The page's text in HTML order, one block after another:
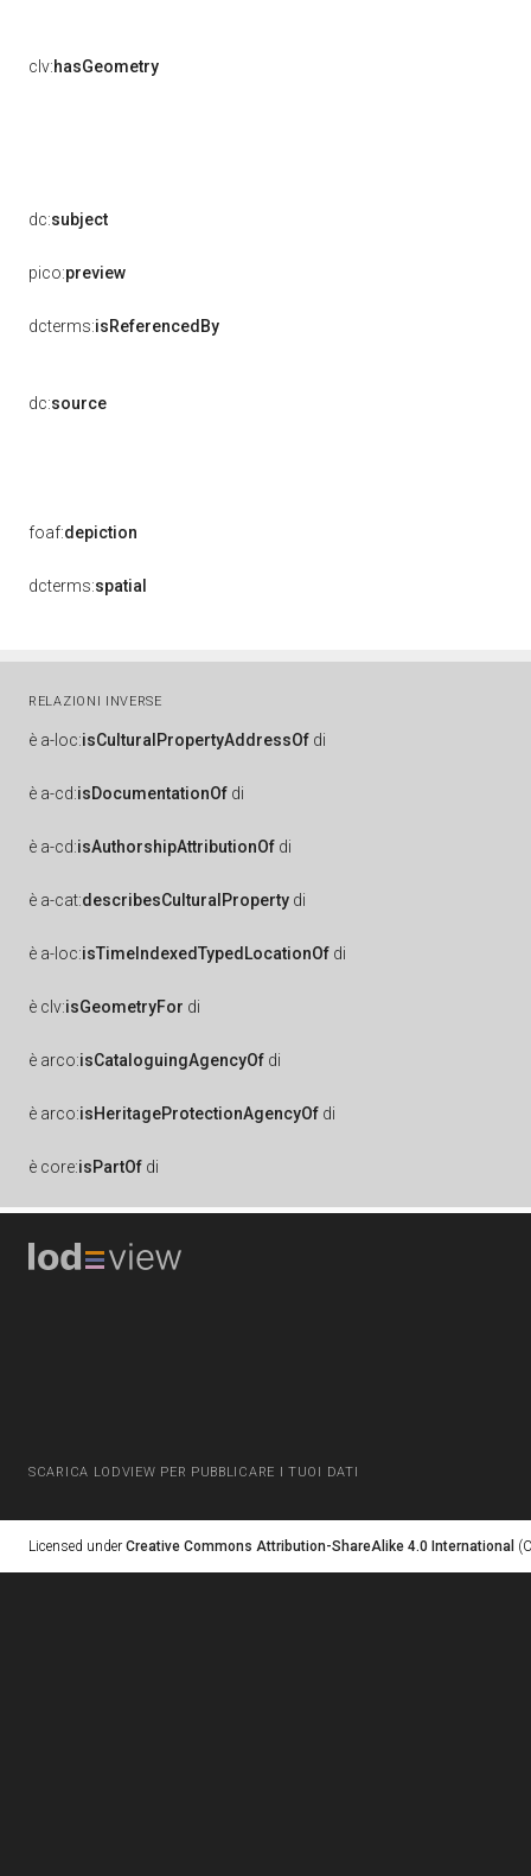
clv:hasGeometry
dc:subject
pico:preview
dcterms:isReferencedBy
dc:source
foaf:depiction
dcterms:spatial
RELAZIONI INVERSE
è a-loc:isCulturalPropertyAddressOf di
è a-cd:isDocumentationOf di
è a-cd:isAuthorshipAttributionOf di
è a-cat:describesCulturalProperty di
è a-loc:isTimeIndexedTypedLocationOf di
è clv:isGeometryFor di
è arco:isCataloguingAgencyOf di
è arco:isHeritageProtectionAgencyOf di
è core:isPartOf di
SCARICA LODVIEW PER PUBBLICARE I TUOI DATI
Licensed under Creative Commons Attribution-ShareAlike 4.0 International